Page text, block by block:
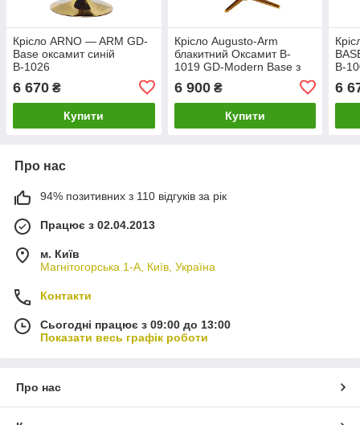
Крісло ARNO — ARM GD-
Base оксамит синій
В-1026
6 670 ₴
Купити
Крісло Augusto-Arm
блакитний Оксамит B-
1019 GD-Modern Base з
золотистої хрестовині
6 900₴
Купити
В-
6
Про нас
94% позитивних з 110 відгуків за рік
Працює з 02.04.2013
м. Київ
Магнітогорська 1-А, Київ, Україна
Контакти
Сьогодні працює з 09:00 до 13:00
Показати весь графік роботи
Про нас